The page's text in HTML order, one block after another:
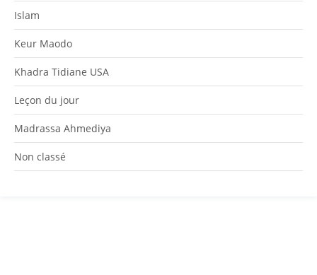
Islam
Keur Maodo
Khadra Tidiane USA
Leçon du jour
Madrassa Ahmediya
Non classé